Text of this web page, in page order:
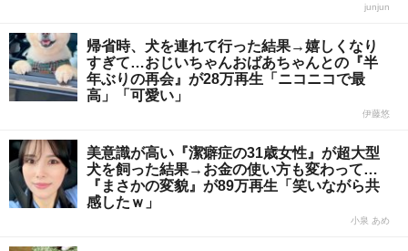
junjun
帰省時、犬を連れて行った結果→嬉しくなり
すぎて…おじいちゃんおばあちゃんとの『半
年ぶりの再会』が28万再生「ニコニコで最
高」「可愛い」
伊藤悠
美意識が高い『潔癖症の31歳女性』が超大型
犬を飼った結果→お金の使い方も変わって…
『まさかの変貌』が89万再生「笑いながら共
感したｗ」
小泉 あめ